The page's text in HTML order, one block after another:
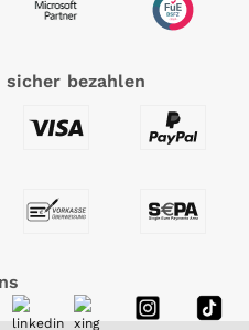
sicher bezahlen